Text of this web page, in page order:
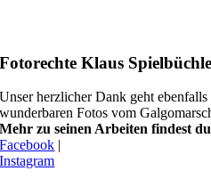
Fotorechte Klaus
Unser herzlicher Dank geht
wunderbaren Fotos vom
Mehr zu seinen Arbeiten findest
Facebook |
Instagram